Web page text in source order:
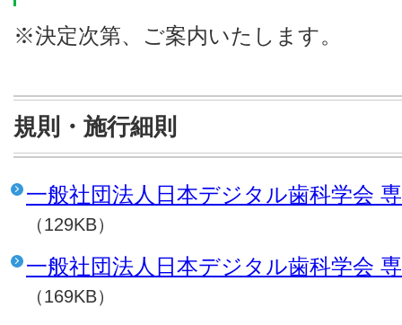
※決定次第、ご案内いたします。
規則・施行細則
一般社団法人日本デジタル歯科学会
（129KB）
一般社団法人日本デジタル歯科学会
（169KB）